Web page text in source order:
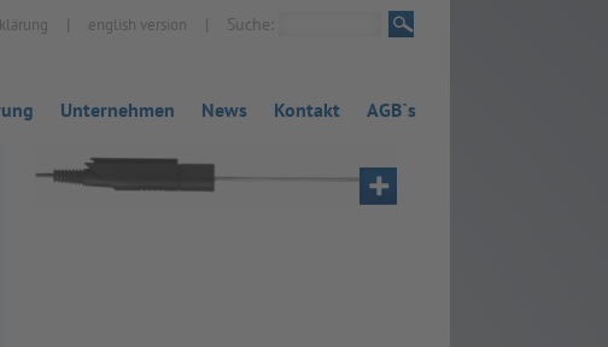
| english version | Suche:
Unternehmen News Kontakt AGB`s